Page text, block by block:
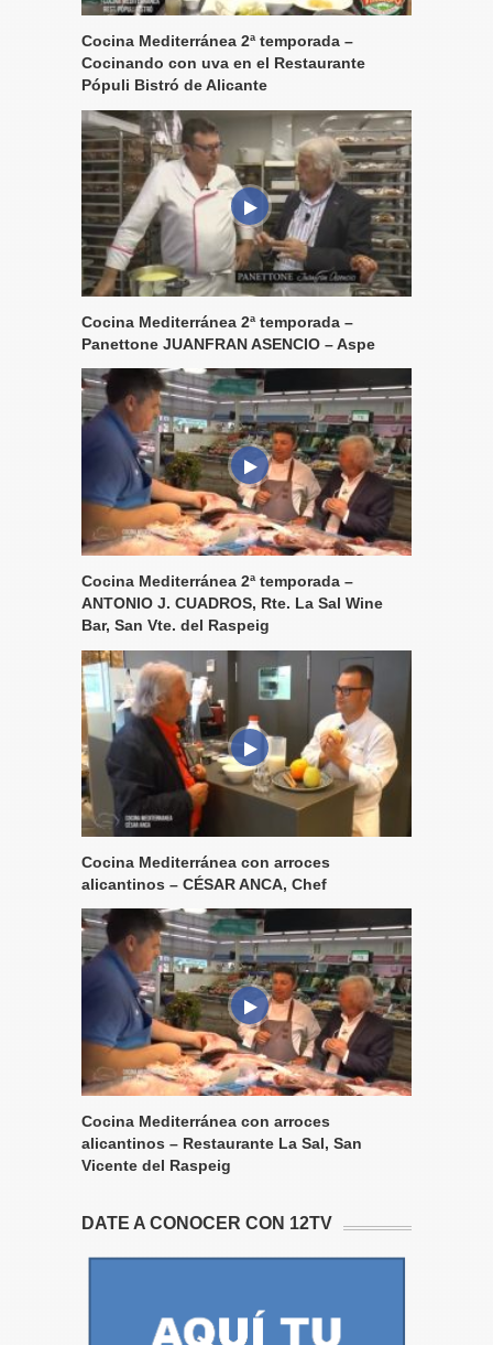
Cocina Mediterránea 2ª temporada –
Cocinando con uva en el Restaurante
Pópuli Bistró de Alicante
Cocina Mediterránea 2ª temporada –
Panettone JUANFRAN ASENCIO – Aspe
Cocina Mediterránea 2ª temporada –
ANTONIO J. CUADROS, Rte. La Sal Wine
Bar, San Vte. del Raspeig
Cocina Mediterránea con arroces
alicantinos – CÉSAR ANCA, Chef
Cocina Mediterránea con arroces
alicantinos – Restaurante La Sal, San
Vicente del Raspeig
DATE A CONOCER CON 12TV